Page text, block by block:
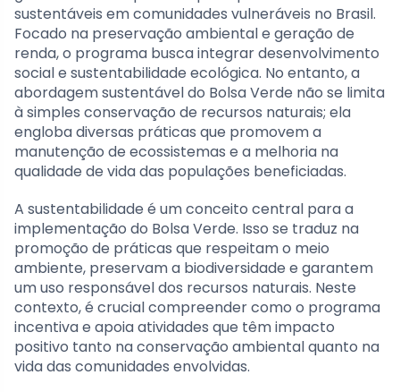
sustentáveis em comunidades vulneráveis no Brasil.
Focado na preservação ambiental e geração de
renda, o programa busca integrar desenvolvimento
social e sustentabilidade ecológica. No entanto, a
abordagem sustentável do Bolsa Verde não se limita
à simples conservação de recursos naturais; ela
engloba diversas práticas que promovem a
manutenção de ecossistemas e a melhoria na
qualidade de vida das populações beneficiadas.
A sustentabilidade é um conceito central para a
implementação do Bolsa Verde. Isso se traduz na
promoção de práticas que respeitam o meio
ambiente, preservam a biodiversidade e garantem
um uso responsável dos recursos naturais. Neste
contexto, é crucial compreender como o programa
incentiva e apoia atividades que têm impacto
positivo tanto na conservação ambiental quanto na
vida das comunidades envolvidas.